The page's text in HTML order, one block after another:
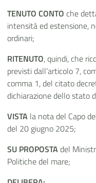
TENUTO CONTO che
intensità ed estensione,
ordinari;
RITENUTO, quindi, che
previstidall’articolo 7,
comma 1, del citato
dichiarazione dello stato
VISTA la nota del Capo
del 20 giugno 2025;
SU PROPOSTAdel
Politiche del mare;